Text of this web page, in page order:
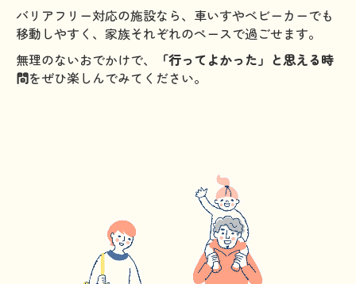
バリアフリー対応の施設なら、車いすやベビーカーでも
移動しやすく、家族それぞれのペースで過ごせます。
無理のないおでかけで、
「行ってよかった」と思える時
間をぜひ楽しんでみてください。